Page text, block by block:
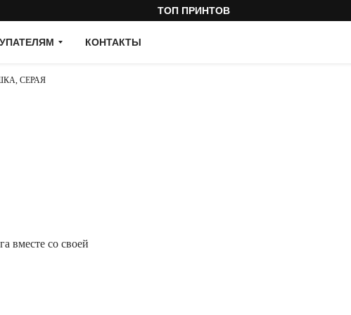
КОНТАКТЫ
ТОП ПРИНТОВ
СЕРАЯ
вместе со своей